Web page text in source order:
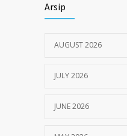
Arsip
AUGUST 2026
JULY 2026
JUNE 2026